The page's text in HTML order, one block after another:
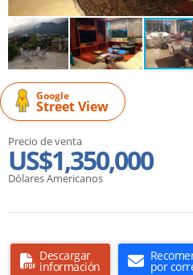
Google
Street View
Precio de venta
US$1,350,000
Dólares Americanos
Descargar
información
por